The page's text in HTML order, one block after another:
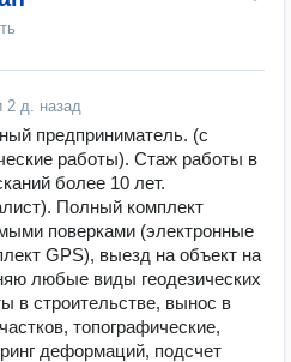
2 д. назад
предприниматель. (с
работы). Стаж работы в
более 10 лет.
Полный комплект
поверками (электронные
GPS), выезд на объект на
любые виды геодезических
в строительстве, вынос в
топографические,
деформаций, подсчет